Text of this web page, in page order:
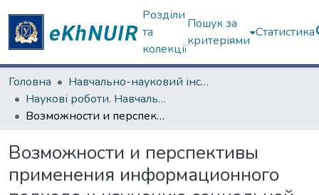
Розділи
та
колекції
Пошук за
критеріями
Статистика
Головна
Навчально-науковий інститут соціології та медіакомунікацій
Наукові роботи. Навчально-науковий інститут соціології та медіакомунікацій
Возможности и перспективы применения информационного подхода к изучению социальной реальности
Возможности и перспективы
применения информационного